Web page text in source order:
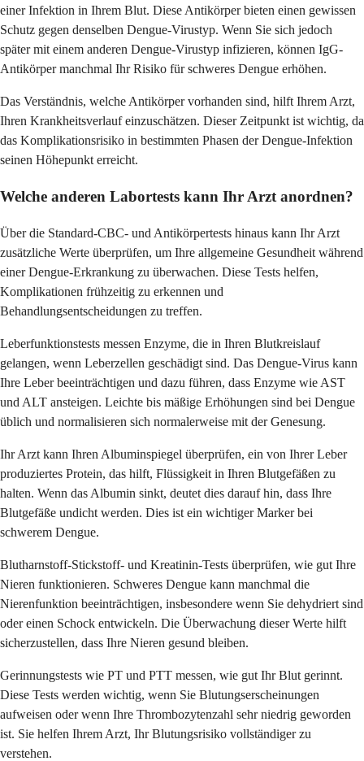
einer Infektion in Ihrem Blut. Diese Antikörper bieten einen gewissen
Schutz gegen denselben Dengue-Virustyp. Wenn Sie sich jedoch
später mit einem anderen Dengue-Virustyp infizieren, können IgG-
Antikörper manchmal Ihr Risiko für schweres Dengue erhöhen.
Das Verständnis, welche Antikörper vorhanden sind, hilft Ihrem Arzt,
Ihren Krankheitsverlauf einzuschätzen. Dieser Zeitpunkt ist wichtig, da
das Komplikationsrisiko in bestimmten Phasen der Dengue-Infektion
seinen Höhepunkt erreicht.
Welche anderen Labortests kann Ihr Arzt anordnen?
Über die Standard-CBC- und Antikörpertests hinaus kann Ihr Arzt
zusätzliche Werte überprüfen, um Ihre allgemeine Gesundheit während
einer Dengue-Erkrankung zu überwachen. Diese Tests helfen,
Komplikationen frühzeitig zu erkennen und
Behandlungsentscheidungen zu treffen.
Leberfunktionstests messen Enzyme, die in Ihren Blutkreislauf
gelangen, wenn Leberzellen geschädigt sind. Das Dengue-Virus kann
Ihre Leber beeinträchtigen und dazu führen, dass Enzyme wie AST
und ALT ansteigen. Leichte bis mäßige Erhöhungen sind bei Dengue
üblich und normalisieren sich normalerweise mit der Genesung.
Ihr Arzt kann Ihren Albuminspiegel überprüfen, ein von Ihrer Leber
produziertes Protein, das hilft, Flüssigkeit in Ihren Blutgefäßen zu
halten. Wenn das Albumin sinkt, deutet dies darauf hin, dass Ihre
Blutgefäße undicht werden. Dies ist ein wichtiger Marker bei
schwerem Dengue.
Blutharnstoff-Stickstoff- und Kreatinin-Tests überprüfen, wie gut Ihre
Nieren funktionieren. Schweres Dengue kann manchmal die
Nierenfunktion beeinträchtigen, insbesondere wenn Sie dehydriert sind
oder einen Schock entwickeln. Die Überwachung dieser Werte hilft
sicherzustellen, dass Ihre Nieren gesund bleiben.
Gerinnungstests wie PT und PTT messen, wie gut Ihr Blut gerinnt.
Diese Tests werden wichtig, wenn Sie Blutungserscheinungen
aufweisen oder wenn Ihre Thrombozytenzahl sehr niedrig geworden
ist. Sie helfen Ihrem Arzt, Ihr Blutungsrisiko vollständiger zu
verstehen.